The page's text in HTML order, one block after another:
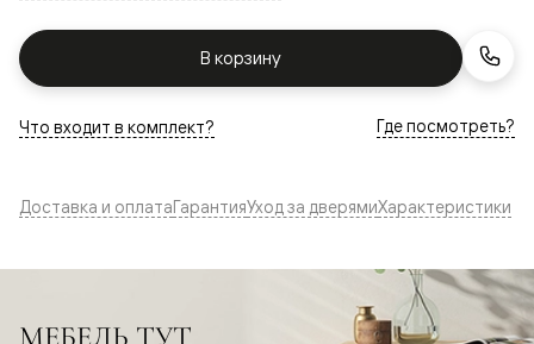
В корзину
Что входит в комплект? Где посмотреть?
Доставка и оплатаГарантияУход за дверямиХарактеристики